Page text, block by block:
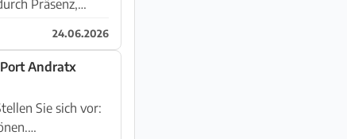
Präsenz,
24.06.2026
Andratx